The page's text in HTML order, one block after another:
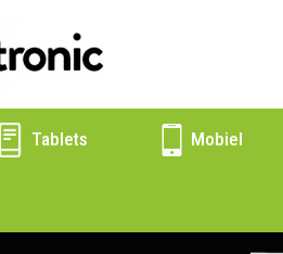
Tablets Mobiel